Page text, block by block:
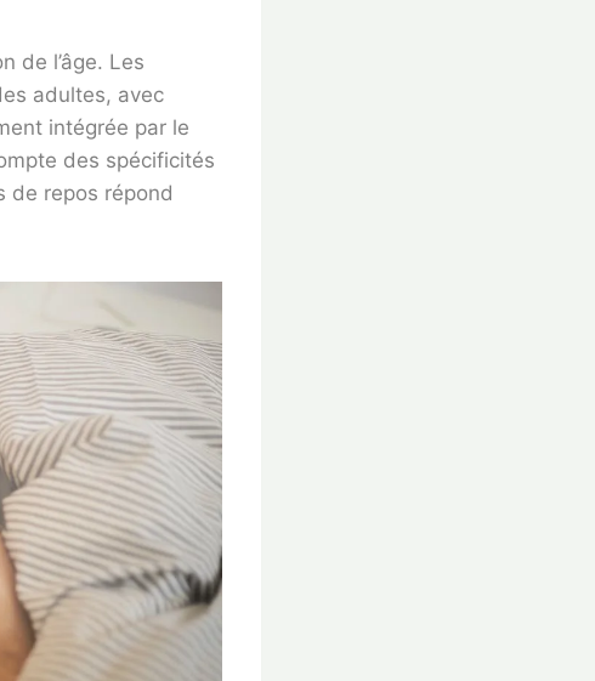
de l’âge. Les
adultes, avec
intégrée par le
des spécificités
de repos répond